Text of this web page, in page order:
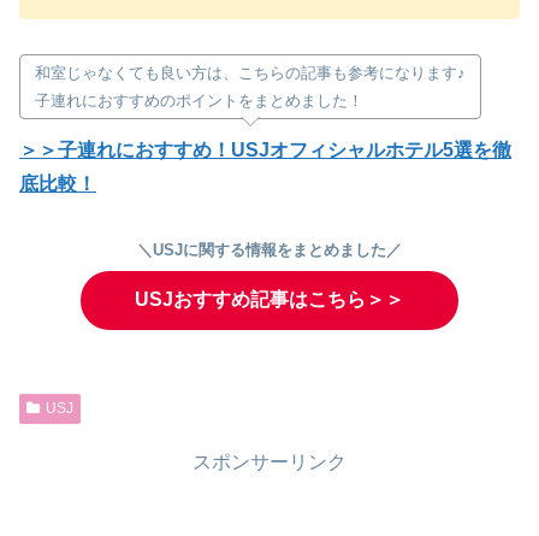
和室じゃなくても良い方は、こちらの記事も参考になります♪
子連れにおすすめのポイントをまとめました！
＞＞子連れにおすすめ！USJオフィシャルホテル5選を徹
底比較！
＼USJに関する情報をまとめました／
USJおすすめ記事はこちら＞＞
USJ
スポンサーリンク